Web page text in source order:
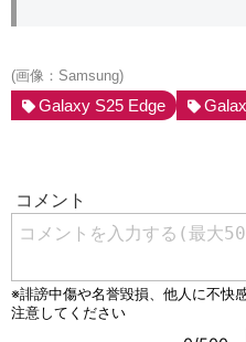
(画像：Samsung)
Galaxy S25 Edge